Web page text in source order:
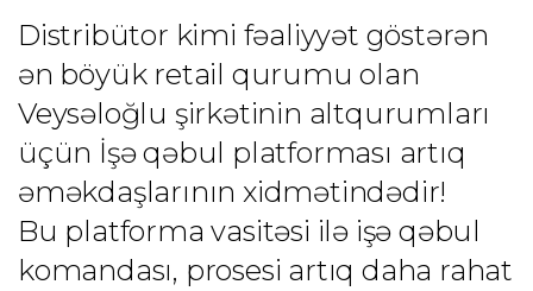
Distribütor kimi fəaliyyət göstərən
ən böyük retail qurumu olan
Veysəloğlu şirkətinin altqurumları
üçün İşə qəbul platforması artıq
əməkdaşlarının xidmətindədir!
Bu platforma vasitəsi ilə işə qəbul
komandası, prosesi artıq daha rahat